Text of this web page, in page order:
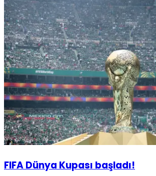
FIFA Dünya Kupası başladı!